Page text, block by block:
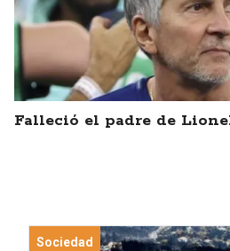
Falleció el padre de
Sociedad